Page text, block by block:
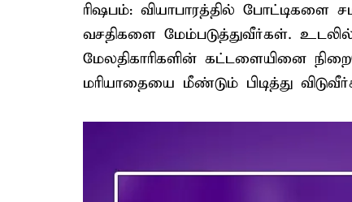
ரிஷபம்: வியாபாரத்தில் போட்டிகளை
வசதிகளை மேம்படுத்துவீர்கள்.
மேலதிகாரிகளின் கட்டளையினை
மரியாதையை மீண்டும் பிடித்து